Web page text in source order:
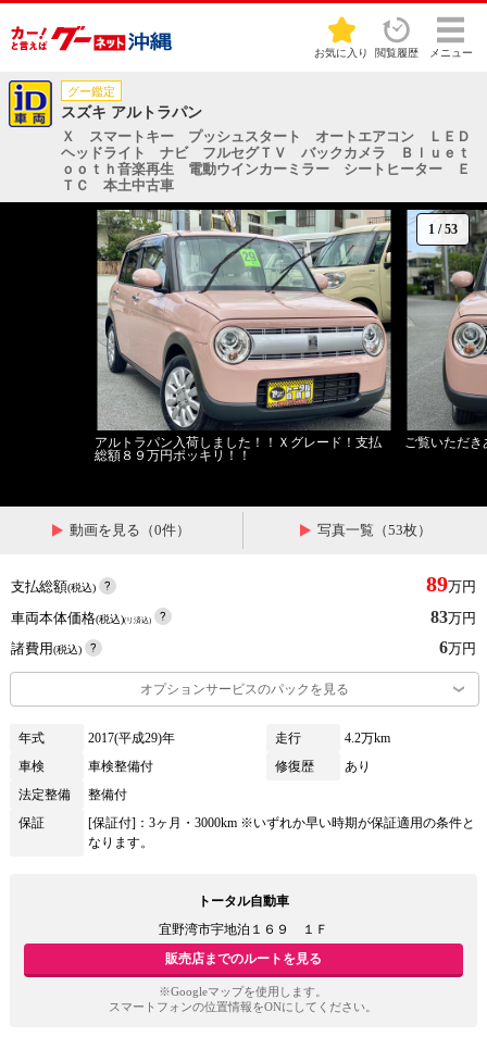
お気に入り 閲覧履歴 メニュー
グー鑑定
スズキ アルトラパン
Ｘ スマートキー プッシュスタート オートエアコン ＬＥＤ
ヘッドライト ナビ フルセグＴＶ バックカメラ Ｂｌｕｅｔ
ｏｏｔｈ音楽再生 電動ウインカーミラー シートヒーター Ｅ
ＴＣ 本土中古車
1 /53
アルトラパン入荷しました！！Ｘグレード！支払
総額８９万円ポッキリ！！
ご覧いただ
動画を見る（0件） 写真一覧（53枚）
支払総額(税込) 89万円
車両本体価格(税込)(リ済込) 83万円
諸費用(税込) 6万円
オプションサービスのパックを見る
年式 2017(平成29)年 走行
4.2万km
車検
車検整備付 修復歴
あり
法定整備
整備付
保証
[保証付]：3ヶ月・3000km ※いずれか早い時期が保証適用の条件と
なります。
トータル自動車
宜野湾市宇地泊１６９ １Ｆ
販売店までのルートを見る
※Googleマップを使用します。
スマートフォンの位置情報をONにしてください。